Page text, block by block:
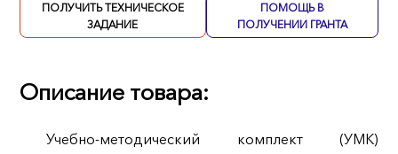
ПОЛУЧИТЬ ТЕХНИЧЕСКОЕ
ЗАДАНИЕ
ПОМОЩЬ В
ПОЛУЧЕНИИ ГРАНТА
Описание товара:
Учебно-методический комплект (УМК)